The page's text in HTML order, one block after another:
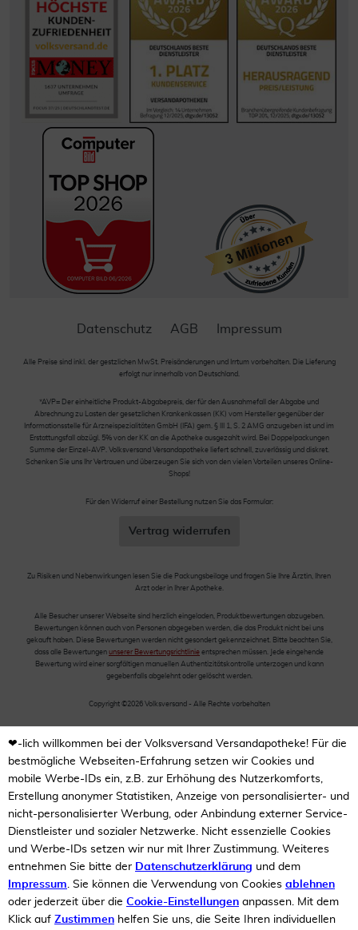
Datenschutz AGB Impressum
Alle Preise sind inkl. der gestzlichen MwSt. Preisänderungen und Irrtum vorbehalten. Die Lieferung
erfolgt nur innerhalb von Deutschland.
*AVP= Der einheitliche Produkt-Abgabepreis, der für den Ausnahmefall der Abgabe und
Abrechnung zu Lasten der gesetzlichen Krankenkassen (KK) vom Hersteller gegenüber der
Informationsstelle für Arzneispezialitäten GmbH (IFA) gem. § III 1, S. 2 AMG anzugeben ist und im
Erstattungsfall abzügl. 5% von der KK an die Apotheke ausgezahlt wird. Bei Doppelpackungen
Summe der Einzel-AVP. Volksversand Versandapotheke liefert schnell, zuverlässig und diskret.
Schenken Sie uns Ihr Vertrauen und überzeugen Sie sich von den vielen Vorteilen unseres Online-
Shops!
Für den Widerruf einer Bestellung nutzen Sie das Formular:
Vertrag widerrufen
Zu Risiken und Nebenwirkungen lesen Sie die Packungsbeilage und fragen Sie Ihre Ärztin, Ihren
Arzt oder in Ihrer Apotheke.
Alle Besucher unserer Webseite sind herzlich eingeladen, Produktbewertungen abzugeben.
Bewertungen können auch von Personen abgegeben werden, die das Produkt nicht bei uns
gekauft haben. Diese Bewertungen werden nicht gesondert gekennzeichnet. Bitte beachten Sie,
dass alle Bewertungen unserer Bewertungsrichtlinie entsprechen müssen. Jede eingehende
Bewertung wird einer sorgfältigen manuellen Authentizitätskontrolle unterzogen und kann
gegebenfalls abgelehnt oder gelöscht werden.
Copyright ©2026 Volksversand - Alle Rechte vorbehalten
❤-lich willkommen bei der Volksversand Versandapotheke! Für die
bestmögliche Webseiten-Erfahrung setzen wir Cookies und
mobile Werbe-IDs ein, z.B. zur Erhöhung des Nutzerkomforts,
Erstellung anonymer Statistiken, Anzeige von personalisierter- und
nicht-personalisierter Werbung, oder Anbindung externer Service-
Dienstleister und sozialer Netzwerke. Nicht essenzielle Cookies
und Werbe-IDs setzen wir nur mit Ihrer Zustimmung. Weiteres
entnehmen Sie bitte der Datenschutzerklärung und dem
Impressum. Sie können die Verwendung von Cookies ablehnen
oder jederzeit über die Cookie-Einstellungen anpassen. Mit dem
Klick auf Zustimmen helfen Sie uns, die Seite Ihren individuellen